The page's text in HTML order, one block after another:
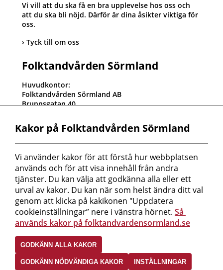
Vi vill att du ska få en bra upplevelse hos oss och
att du ska bli nöjd. Därför är dina åsikter viktiga för
oss.
Tyck till om oss
Folktandvården Sörmland
Huvudkontor:
Folktandvården Sörmland AB
Brunnsgatan 40
Kundtjänst: 0155-24 76 00
Orgnr: 556820-2625
Folktandvården Sörmland AB
Box 543
611 10 Nyköping
Referenskod måste finnas på fakturan!
Peppol-id: 0007:5568202625
Mer information om oss hittar du här!
Följ oss i sociala medier
Kakor på Folktandvården Sörmland
Vi använder kakor för att förstå hur webbplatsen
används och för att visa innehåll från andra
tjänster. Du kan välja att godkänna alla eller ett
urval av kakor. Du kan när som helst ändra ditt val
genom att klicka på kakikonen "Uppdatera
cookieinställningar” nere i vänstra hörnet. Så
används kakor på folktandvardensormland.se
GODKÄNN ALLA KAKOR
GODKÄNN NÖDVÄNDIGA KAKOR INSTÄLLNINGAR